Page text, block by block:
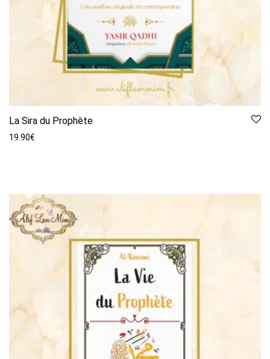
La Sira du Prophète
19.90€